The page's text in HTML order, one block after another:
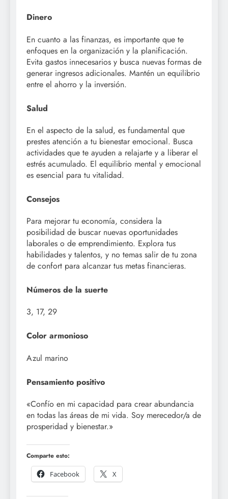
Dinero
En cuanto a las finanzas, es importante que te
enfoques en la organización y la planificación.
Evita gastos innecesarios y busca nuevas formas de
generar ingresos adicionales. Mantén un equilibrio
entre el ahorro y la inversión.
Salud
En el aspecto de la salud, es fundamental que
prestes atención a tu bienestar emocional. Busca
actividades que te ayuden a relajarte y a liberar el
estrés acumulado. El equilibrio mental y emocional
es esencial para tu vitalidad.
Consejos
Para mejorar tu economía, considera la
posibilidad de buscar nuevas oportunidades
laborales o de emprendimiento. Explora tus
habilidades y talentos, y no temas salir de tu zona
de confort para alcanzar tus metas financieras.
Números de la suerte
3, 17, 29
Color armonioso
Azul marino
Pensamiento positivo
«Confío en mi capacidad para crear abundancia
en todas las áreas de mi vida. Soy merecedor/a de
prosperidad y bienestar.»
Comparte esto:
Facebook
X